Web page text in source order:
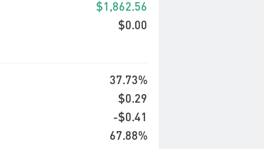
$1,862.56
$0.00
37.73%
$0.29
-$0.41
67.88%